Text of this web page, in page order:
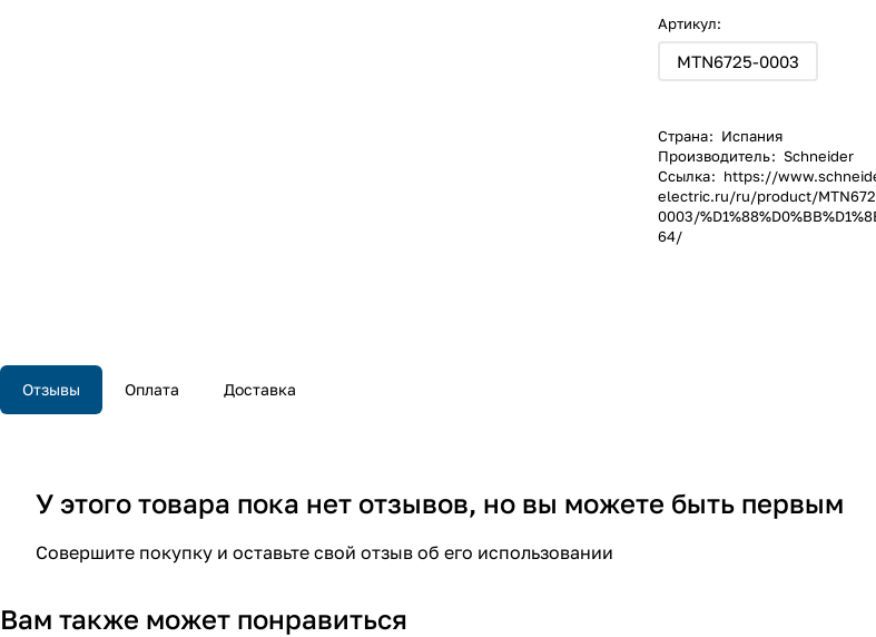
Артикул:
MTN6725-0003
Страна: Испания
Производитель: Schneider
Ссылка: https://
electric.ru/ru/product/
0003/
64/
Отзывы Оплата Доставка
У этого товара пока нет отзывов, но вы можете быть первым
Совершите покупку и оставьте свой отзыв об его использовании
Вам также может понравиться